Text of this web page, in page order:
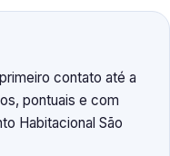
contato até a
pontuais e com
Habitacional São